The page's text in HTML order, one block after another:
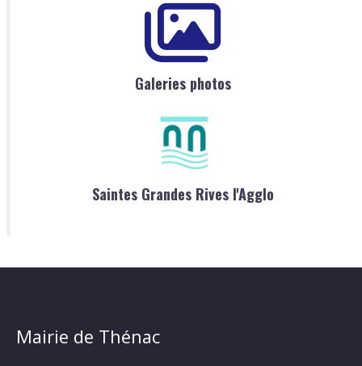
Galeries photos
Saintes Grandes Rives l'Agglo
Mairie de Thénac